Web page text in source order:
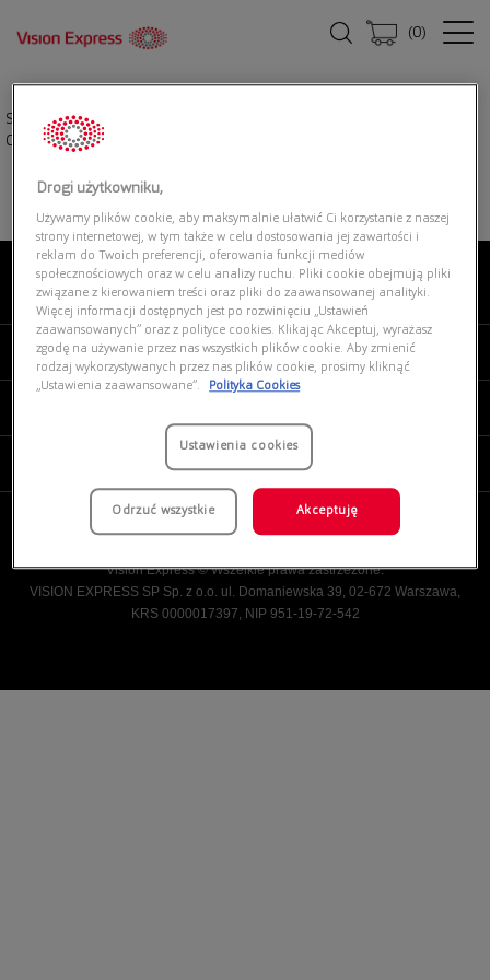
(0)
Strona główna|
Caravan Reverse
O NAS
MOJE VISION EXPRESS
Vision Express © Wszelkie prawa zastrzeżone.
VISION EXPRESS SP Sp. z o.o. ul. Domaniewska 39, 02-672 Warszawa,
KRS 0000017397, NIP 951-19-72-542
Drogi użytkowniku,
Używamy plików cookie, aby maksymalnie ułatwić Ci korzystanie z naszej
strony internetowej, w tym także w celu dostosowania jej zawartości i
reklam do Twoich preferencji, oferowania funkcji mediów
społecznościowych oraz w celu analizy ruchu. Pliki cookie obejmują pliki
związane z kierowaniem treści oraz pliki do zaawansowanej analityki.
Więcej informacji dostępnych jest po rozwinięciu „Ustawień
zaawansowanych” oraz z polityce cookies. Klikając Akceptuj, wyrażasz
zgodę na używanie przez nas wszystkich plików cookie. Aby zmienić
rodzaj wykorzystywanych przez nas plików cookie, prosimy kliknąć
„Ustawienia zaawansowane”.
Polityka Cookies
Ustawienia cookies
Odrzuć wszystkie Akceptuję